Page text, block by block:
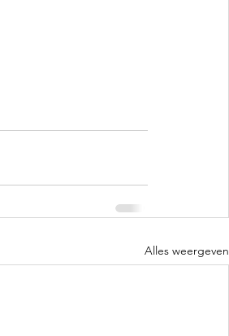
Alles weergeven